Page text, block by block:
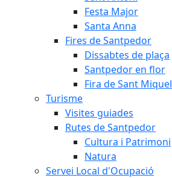
Festa Major
Santa Anna
Fires de Santpedor
Dissabtes de plaça
Santpedor en flor
Fira de Sant Miquel
Turisme
Visites guiades
Rutes de Santpedor
Cultura i Patrimoni
Natura
Servei Local d'Ocupació